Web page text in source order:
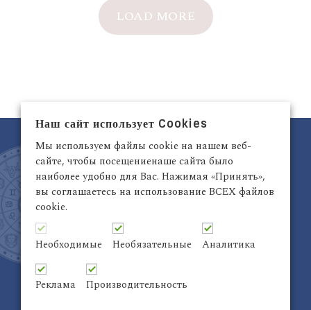
LOAD MORE
Латвия, Рига,
Электронный адрес:
info@astrodata.lv
Inter@ktiv
Наш сайт использует Cookies
Мы используем файлы cookie на нашем веб-
сайте, чтобы посещениенаше сайта было
наиболее удобно для Вас. Нажимая «Принять»,
вы соглашаетесь на использование ВСЕХ файлов
cookie.
Необходимые Необязательные Аналитика
Реклама Производительность